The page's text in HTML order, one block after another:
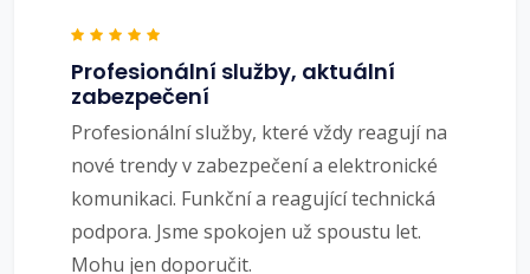
Profesionální služby, aktuální
zabezpečení
Profesionální služby, které vždy reagují na
nové trendy v zabezpečení a elektronické
komunikaci. Funkční a reagující technická
podpora. Jsme spokojen už spoustu let.
Mohu jen doporučit.